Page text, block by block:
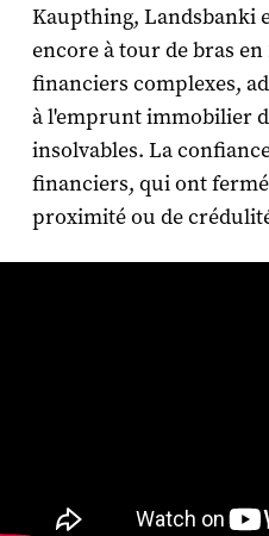
Kaupthing, Landsbanki
encore à tour de bras
financiers complexes,
à l'emprunt immobilier
insolvables. La
financiers, qui ont
proximité ou de